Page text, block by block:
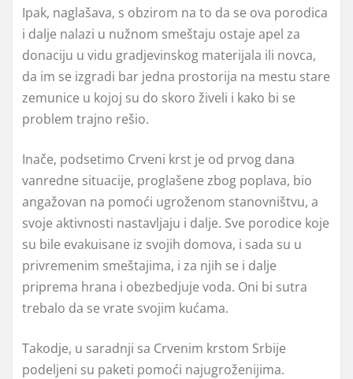
Ipak, naglašava, s obzirom na to da se ova porodica
i dalje nalazi u nužnom smeštaju ostaje apel za
donaciju u vidu gradjevinskog materijala ili novca,
da im se izgradi bar jedna prostorija na mestu stare
zemunice u kojoj su do skoro živeli i kako bi se
problem trajno rešio.
Inače, podsetimo Crveni krst je od prvog dana
vanredne situacije, proglašene zbog poplava, bio
angažovan na pomoći ugroženom stanovništvu, a
svoje aktivnosti nastavljaju i dalje. Sve porodice koje
su bile evakuisane iz svojih domova, i sada su u
privremenim smeštajima, i za njih se i dalje
priprema hrana i obezbedjuje voda. Oni bi sutra
trebalo da se vrate svojim kućama.
Takodje, u saradnji sa Crvenim krstom Srbije
podeljeni su paketi pomoći najugroženijima.